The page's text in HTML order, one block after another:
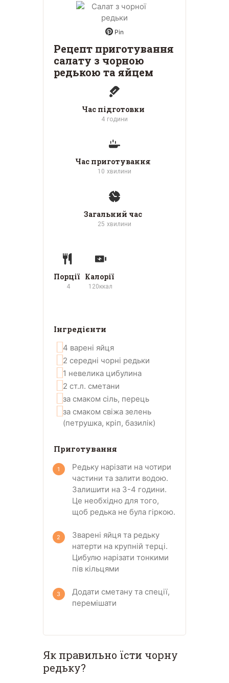
Pin
Рецепт приготування
салату з чорною
редькою та яйцем
Час підготовки
4 години
Час приготування
10 хвилини
Загальний час
25 хвилини
Порції
4
Калорії
120ккал
Інгредієнти
4 варені яйця
2 середні чорні редьки
1 невелика цибулина
2 ст.л. сметани
за смаком сіль, перець
за смаком свіжа зелень
(петрушка, кріп, базилік)
Приготування
Редьку нарізати на чотири
частини та залити водою.
Залишити на 3-4 години.
Це необхідно для того,
щоб редька не була гіркою.
Зварені яйця та редьку
натерти на крупній терці.
Цибулю нарізати тонкими
пів кільцями
Додати сметану та спеції,
перемішати
Як правильно їсти чорну
редьку?